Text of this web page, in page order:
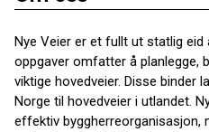
Nye Veier er et fullt ut statlig eid
oppgaver omfatter å planlegge,
viktige hovedveier. Disse binder
Norge til hovedveier i utlandet.
effektiv byggherreorganisasjon,